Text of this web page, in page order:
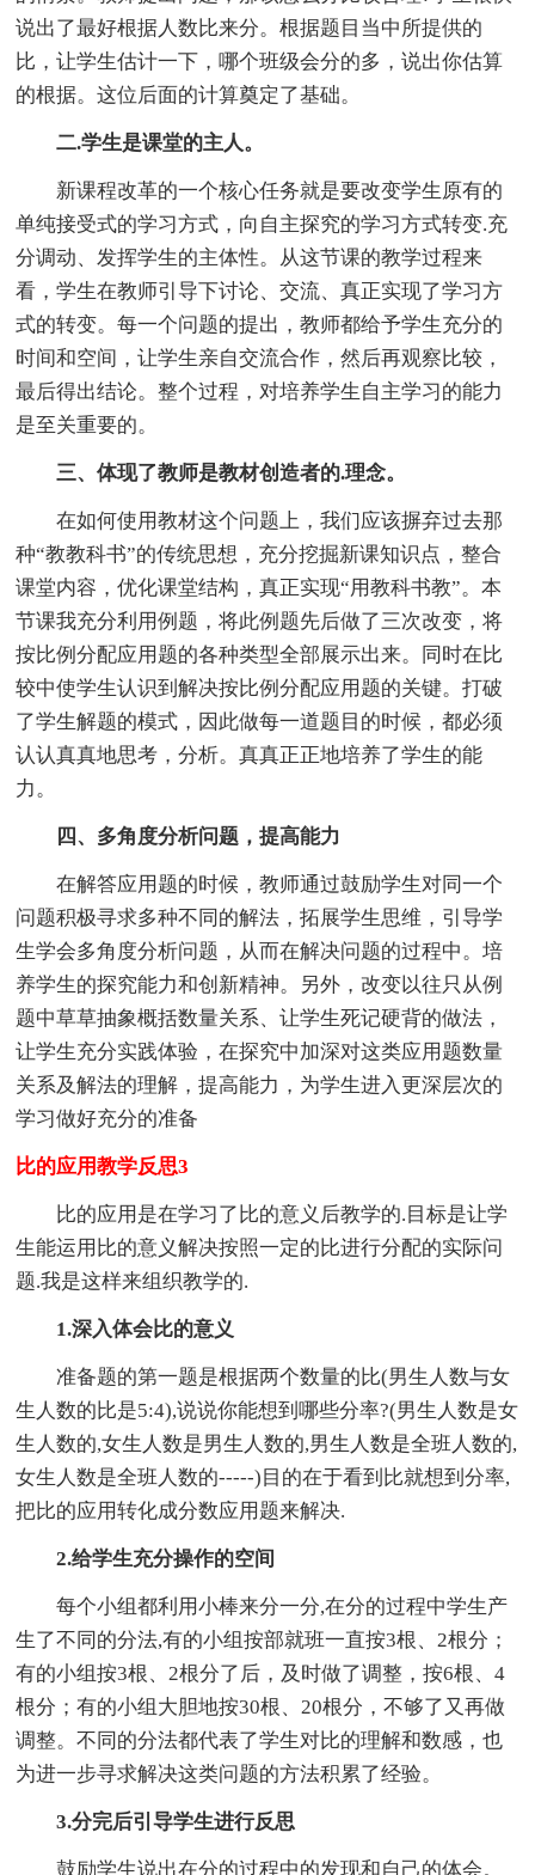
说出了最好根据人数比来分。根据题目当中所提供的
比，让学生估计一下，哪个班级会分的多，说出你估算
的根据。这位后面的计算奠定了基础。
二.学生是课堂的主人。
新课程改革的一个核心任务就是要改变学生原有的
单纯接受式的学习方式，向自主探究的学习方式转变.充
分调动、发挥学生的主体性。从这节课的教学过程来
看，学生在教师引导下讨论、交流、真正实现了学习方
式的转变。每一个问题的提出，教师都给予学生充分的
时间和空间，让学生亲自交流合作，然后再观察比较，
最后得出结论。整个过程，对培养学生自主学习的能力
是至关重要的。
三、体现了教师是教材创造者的.理念。
在如何使用教材这个问题上，我们应该摒弃过去那
种“教教科书”的传统思想，充分挖掘新课知识点，整合
课堂内容，优化课堂结构，真正实现“用教科书教”。本
节课我充分利用例题，将此例题先后做了三次改变，将
按比例分配应用题的各种类型全部展示出来。同时在比
较中使学生认识到解决按比例分配应用题的关键。打破
了学生解题的模式，因此做每一道题目的时候，都必须
认认真真地思考，分析。真真正正地培养了学生的能
力。
四、多角度分析问题，提高能力
在解答应用题的时候，教师通过鼓励学生对同一个
问题积极寻求多种不同的解法，拓展学生思维，引导学
生学会多角度分析问题，从而在解决问题的过程中。培
养学生的探究能力和创新精神。另外，改变以往只从例
题中草草抽象概括数量关系、让学生死记硬背的做法，
让学生充分实践体验，在探究中加深对这类应用题数量
关系及解法的理解，提高能力，为学生进入更深层次的
学习做好充分的准备
比的应用教学反思3
比的应用是在学习了比的意义后教学的.目标是让学
生能运用比的意义解决按照一定的比进行分配的实际问
题.我是这样来组织教学的.
1.深入体会比的意义
准备题的第一题是根据两个数量的比(男生人数与女
生人数的比是5:4),说说你能想到哪些分率?(男生人数是女
生人数的,女生人数是男生人数的,男生人数是全班人数的,
女生人数是全班人数的-----)目的在于看到比就想到分率,
把比的应用转化成分数应用题来解决.
2.给学生充分操作的空间
每个小组都利用小棒来分一分,在分的过程中学生产
生了不同的分法,有的小组按部就班一直按3根、2根分；
有的小组按3根、2根分了后，及时做了调整，按6根、4
根分；有的小组大胆地按30根、20根分，不够了又再做
调整。不同的分法都代表了学生对比的理解和数感，也
为进一步寻求解决这类问题的方法积累了经验。
3.分完后引导学生进行反思
鼓励学生说出在分的过程中的发现和自己的体会。